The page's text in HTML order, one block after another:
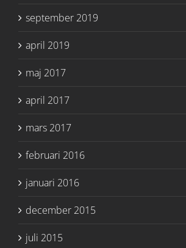
september 2019
april 2019
maj 2017
april 2017
mars 2017
februari 2016
januari 2016
december 2015
juli 2015